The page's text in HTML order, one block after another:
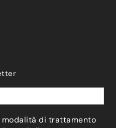
di trattamento